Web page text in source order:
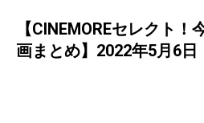
【CINEMOREセレクト
画まとめ】2022年5月6日